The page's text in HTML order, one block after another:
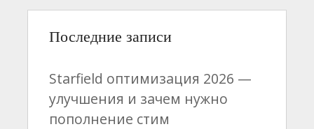
Последние записи
Starfield оптимизация 2026 —
улучшения и зачем нужно
пополнение стим